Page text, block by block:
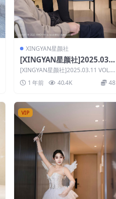
XINGYAN星颜社
[XINGYAN星颜社]2025.03.1
1 VOL.321 星冉
[XINGYAN星颜社]2025.03.11 VOL.3
1 年前 40.4K 48
VIP